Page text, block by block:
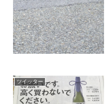
ツイッター